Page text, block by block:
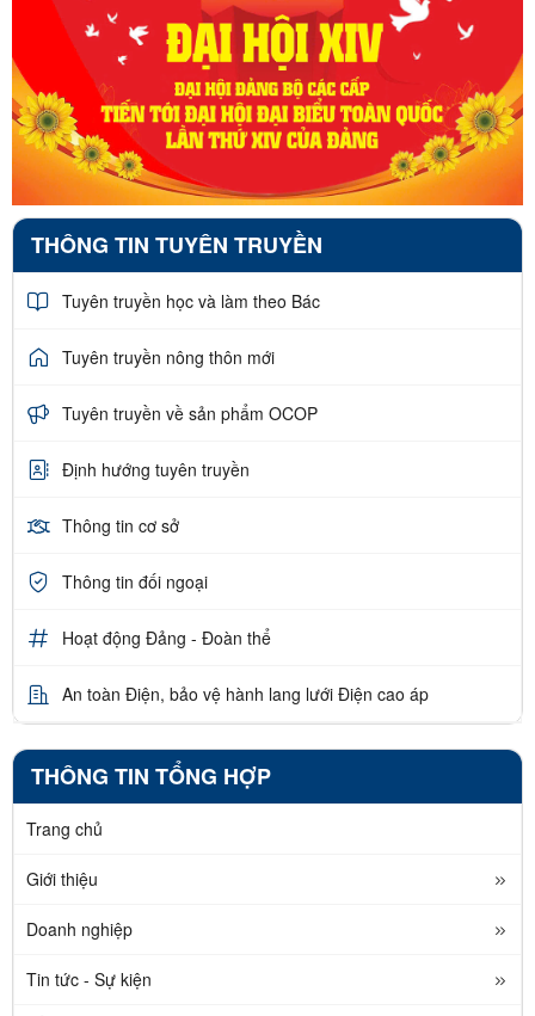
THÔNG TIN TUYÊN TRUYỀN
Tuyên truyền học và làm theo Bác
Tuyên truyền nông thôn mới
Tuyên truyền về sản phẩm OCOP
Định hướng tuyên truyền
Thông tin cơ sở
Thông tin đối ngoại
Hoạt động Đảng - Đoàn thể
An toàn Điện, bảo vệ hành lang lưới Điện cao áp
THÔNG TIN TỔNG HỢP
Trang chủ
Giới thiệu
Doanh nghiệp
Tin tức - Sự kiện